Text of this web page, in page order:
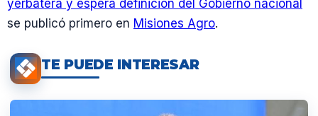
yerbatera y espera definición del Gobierno nacional
se publicó primero en Misiones Agro.
TE PUEDE INTERESAR